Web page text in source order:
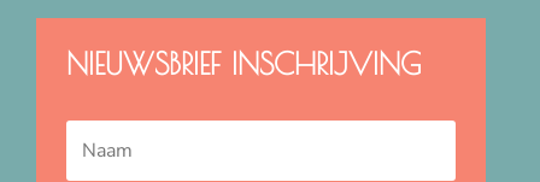
NIEUWSBRIEF INSCHRIJVING